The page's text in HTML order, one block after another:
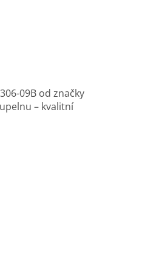
09B od značky
– kvalitní